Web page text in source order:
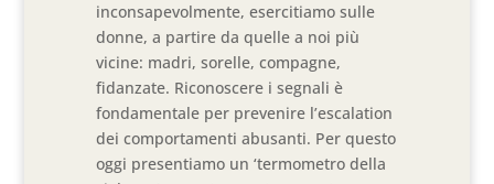
inconsapevolmente, esercitiamo sulle
donne, a partire da quelle a noi più
vicine: madri, sorelle, compagne,
fidanzate. Riconoscere i segnali è
fondamentale per prevenire l’escalation
dei comportamenti abusanti. Per questo
oggi presentiamo un ‘termometro della